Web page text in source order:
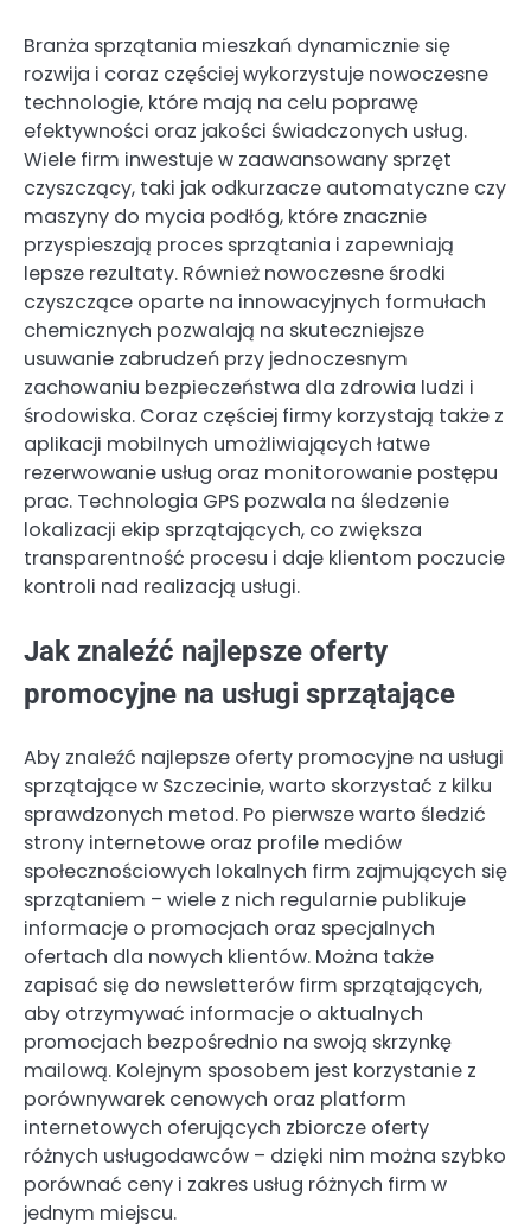
Branża sprzątania mieszkań dynamicznie się
rozwija i coraz częściej wykorzystuje nowoczesne
technologie, które mają na celu poprawę
efektywności oraz jakości świadczonych usług.
Wiele firm inwestuje w zaawansowany sprzęt
czyszczący, taki jak odkurzacze automatyczne czy
maszyny do mycia podłóg, które znacznie
przyspieszają proces sprzątania i zapewniają
lepsze rezultaty. Również nowoczesne środki
czyszczące oparte na innowacyjnych formułach
chemicznych pozwalają na skuteczniejsze
usuwanie zabrudzeń przy jednoczesnym
zachowaniu bezpieczeństwa dla zdrowia ludzi i
środowiska. Coraz częściej firmy korzystają także z
aplikacji mobilnych umożliwiających łatwe
rezerwowanie usług oraz monitorowanie postępu
prac. Technologia GPS pozwala na śledzenie
lokalizacji ekip sprzątających, co zwiększa
transparentność procesu i daje klientom poczucie
kontroli nad realizacją usługi.
Jak znaleźć najlepsze oferty
promocyjne na usługi sprzątające
Aby znaleźć najlepsze oferty promocyjne na usługi
sprzątające w Szczecinie, warto skorzystać z kilku
sprawdzonych metod. Po pierwsze warto śledzić
strony internetowe oraz profile mediów
społecznościowych lokalnych firm zajmujących się
sprzątaniem – wiele z nich regularnie publikuje
informacje o promocjach oraz specjalnych
ofertach dla nowych klientów. Można także
zapisać się do newsletterów firm sprzątających,
aby otrzymywać informacje o aktualnych
promocjach bezpośrednio na swoją skrzynkę
mailową. Kolejnym sposobem jest korzystanie z
porównywarek cenowych oraz platform
internetowych oferujących zbiorcze oferty
różnych usługodawców – dzięki nim można szybko
porównać ceny i zakres usług różnych firm w
jednym miejscu.